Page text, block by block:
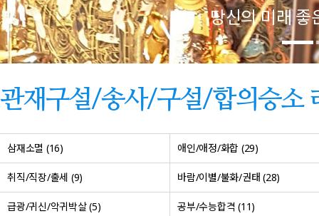
당신의 미래 좋
관재구설/송사/구설/합의승소
삼재소멸 (16) 애인/애정/화합 (29)
취직/직장/출세 (9) 바람/이별/불화/권태 (28)
급광/귀신/악귀박살 (5) 공부/수능합격 (11)